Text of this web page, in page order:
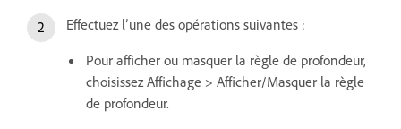
Effectuez l’une des opérations suivantes :
Pour afficher ou masquer la règle de profondeur,
choisissez Affichage > Afficher/Masquer la règle
de profondeur.